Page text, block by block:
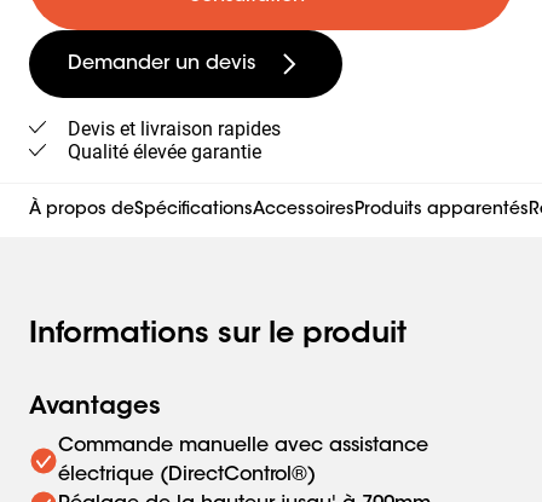
Demander un devis
Devis et livraison rapides
Qualité élevée garantie
À propos deSpécificationsAccessoiresProduits apparentés
Informations sur le produit
Avantages
Commande manuelle avec assistance
électrique (DirectControl®)